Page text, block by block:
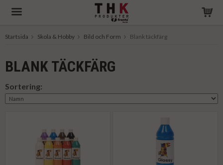
Startsida Skola & Hobby Bild och Form Blank täckfärg
BLANK TÄCKFÄRG
Sortering: